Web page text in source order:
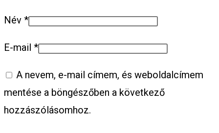
Név *
E-mail *
A nevem, e-mail címem, és weboldalcímem
mentése a böngészőben a következő
hozzászólásomhoz.